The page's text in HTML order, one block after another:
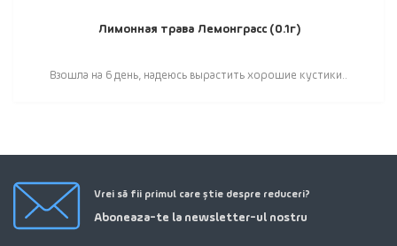
Лимонная трава Лемонграсс (0.1г)
Взошла на 6 день, надеюсь вырастить хорошие кустики..
Vrei să fii primul care știe despre reduceri?
Aboneaza-te la newsletter-ul nostru